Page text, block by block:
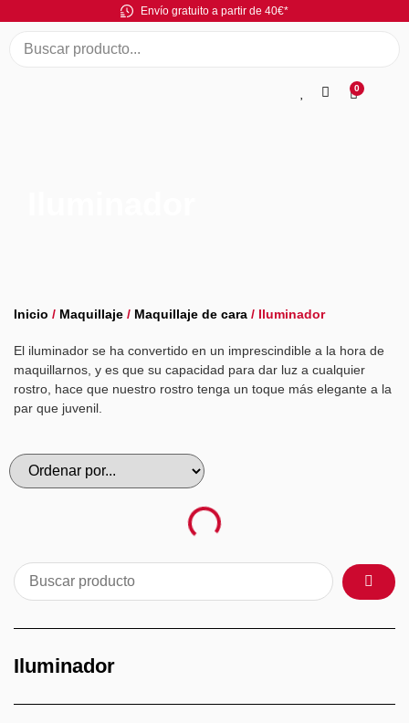
Envío gratuito a partir de 40€*
0
Inicio / Maquillaje / Maquillaje de cara / Iluminador
El iluminador se ha convertido en un imprescindible a la hora de
maquillarnos, y es que su capacidad para dar luz a cualquier
rostro, hace que nuestro rostro tenga un toque más elegante a la
par que juvenil.
Iluminador